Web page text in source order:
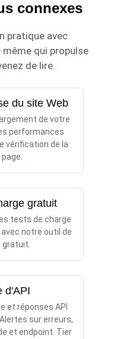
connexes
pratique avec
qui propulse
de lire.
du site Web
de votre
performances
vérification de la
gratuit
tests de charge
notre outil de
gratuit.
d'API
et réponses API
sur erreurs,
et endpoint. Tier